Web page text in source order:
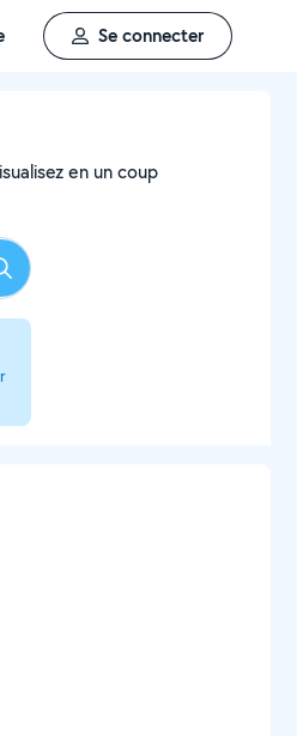
Se connecter
en un coup
Rechercher